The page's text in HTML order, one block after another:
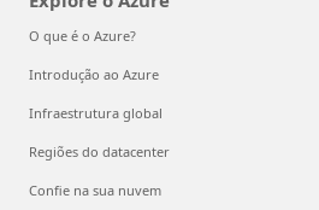
O que é o Azure?
Introdução ao Azure
Infraestrutura global
Regiões do datacenter
Confie na sua nuvem